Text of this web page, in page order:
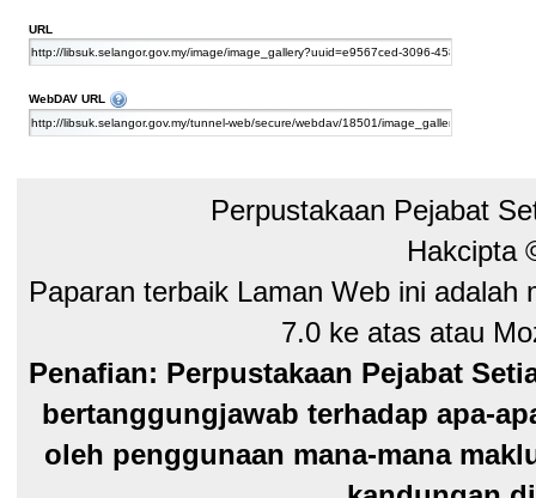
URL
WebDAV URL
Perpustakaan Pejabat
Hakcipta
Paparan terbaik Laman Web ini
7.0 ke atas atau
Penafian: Perpustakaan Pejabat
bertanggungjawab terhadap apa-
oleh penggunaan mana-mana